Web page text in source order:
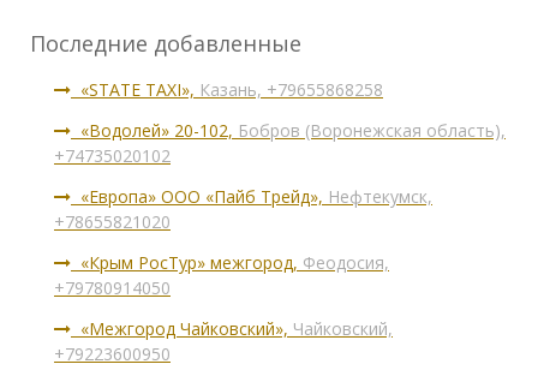
Последние добавленные
«STATE TAXI», Казань, +79655868258
«Водолей» 20-102, Бобров (Воронежская область),
+74735020102
«Европа» ООО «Пайб Трейд», Нефтекумск,
+78655821020
«Крым РосТур» межгород, Феодосия,
+79780914050
«Межгород Чайковский», Чайковский,
+79223600950